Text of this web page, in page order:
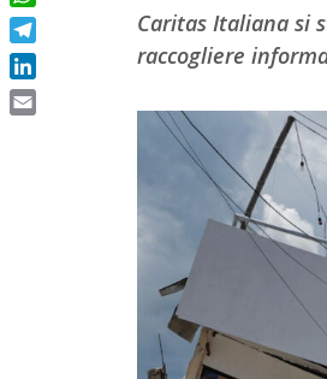
Caritas Italiana si
raccogliere
WhatsApp
Telegram
LinkedIn